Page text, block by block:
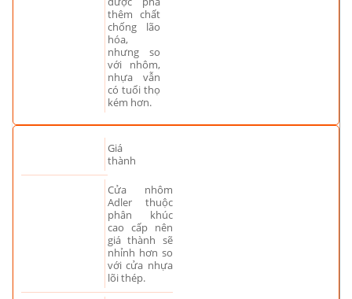
thêm chất
chống lão
hóa,
nhưng so
với nhôm,
nhựa vẫn
có tuổi thọ
kém hơn.
Giá
thành
Cửa nhôm
Adler thuộc
phân khúc
cao cấp nên
giá thành sẽ
nhỉnh hơn so
với cửa nhựa
lõi thép.